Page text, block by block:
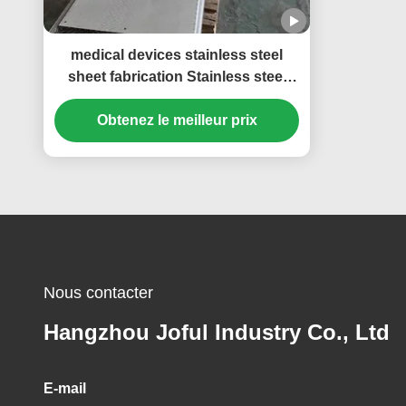
medical devices stainless steel
sheet fabrication Stainless steel
sheet metal parts are customized
and processed according to
drawings, with export quality
Obtenez le meilleur prix
Nous contacter
Hangzhou Joful Industry Co., Ltd
E-mail